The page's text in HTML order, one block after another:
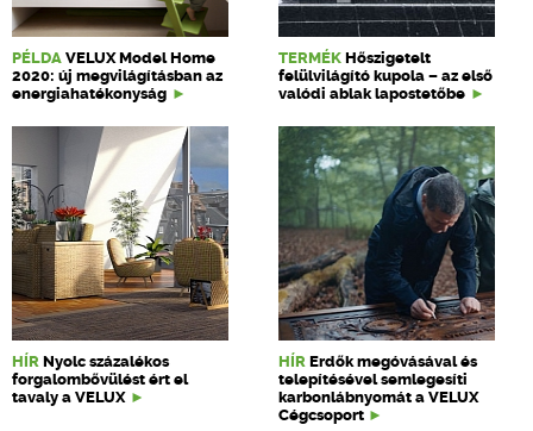
PÉLDA VELUX Model Home
2020: új megvilágításban az
energiahatékonyság
TERMÉK Hőszigetelt
felülvilágító kupola – az első
valódi ablak lapostetőbe
HÍR Nyolc százalékos
forgalombővülést ért el
tavaly a VELUX
HÍR Erdők megóvásával és
telepítésével semlegesíti
karbonlábnyomát a VELUX
Cégcsoport